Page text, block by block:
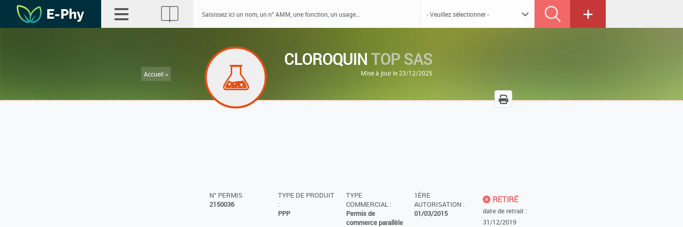
Accueil >
CLOROQUINTOP SAS
Mise à jour le 23/12/2025
N° PERMIS
2150036
TYPE DE PRODUIT
:
PPP
TYPE
COMMERCIAL :
Permis de
commerce parallèle
1ÈRE
AUTORISATION :
01/03/2015
RETIRÉ
date de retrait :
31/12/2019